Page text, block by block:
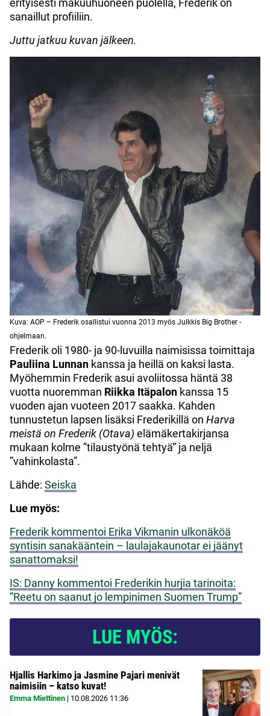
sanaillut profiiliin.
Juttu jatkuu kuvan jälkeen.
Kuva: AOP – Frederik osallistui vuonna 2013 myös Julkkis Big Brother -
ohjelmaan.
Frederik oli 1980- ja 90-luvuilla naimisissa toimittaja
Pauliina Lunnan kanssa ja heillä on kaksi lasta.
Myöhemmin Frederik asui avoliitossa häntä 38
vuotta nuoremman Riikka Itäpalon kanssa 15
vuoden ajan vuoteen 2017 saakka. Kahden
tunnustetun lapsen lisäksi Frederikillä on Harva
meistä on Frederik (Otava) elämäkertakirjansa
mukaan kolme ”tilaustyönä tehtyä” ja neljä
”vahinkolasta”.
Lähde: Seiska
Lue myös:
Frederik kommentoi Erika Vikmanin ulkonäköä
syntisin sanakääntein – laulajakaunotar ei jäänyt
sanattomaksi!
IS: Danny kommentoi Frederikin hurjia tarinoita:
”Reetu on saanut jo lempinimen Suomen Trump”
LUE MYÖS:
Hjallis Harkimo ja Jasmine Pajari menivät
naimisiin – katso kuvat!
Emma Miettinen | 10.08.2026 11:36